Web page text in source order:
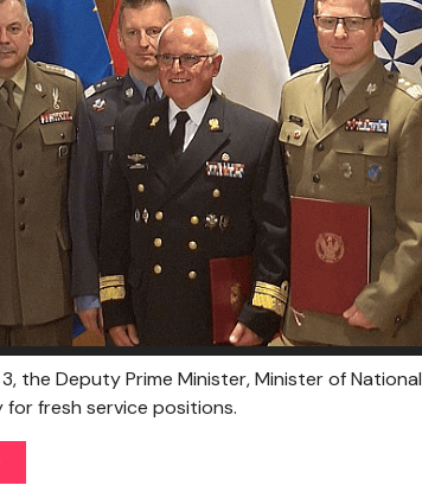
the Deputy Prime Minister, Minister of National
fresh service positions.